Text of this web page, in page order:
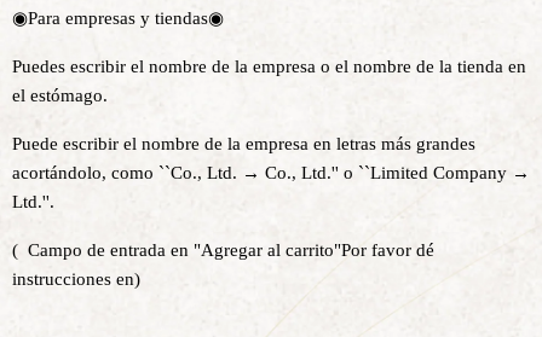
◉Para empresas y tiendas◉
Puedes escribir el nombre de la empresa o el nombre de la tienda en
el estómago.
Puede escribir el nombre de la empresa en letras más grandes
acortándolo, como ``Co., Ltd. → Co., Ltd.'' o ``Limited Company →
Ltd.''.
( Campo de entrada en "Agregar al carrito"Por favor dé
instrucciones en)